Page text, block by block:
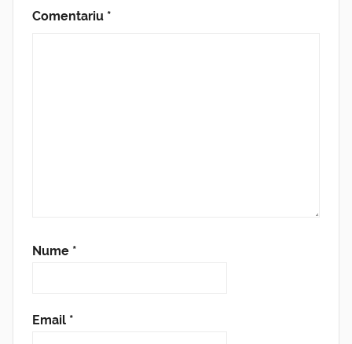
Comentariu *
Nume *
Email *